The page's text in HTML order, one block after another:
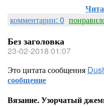
комментарии: 0
Без заголовка
23-02-2018 01:07
Это цитата сообщения
сообщение
Вязание. Узорчатый